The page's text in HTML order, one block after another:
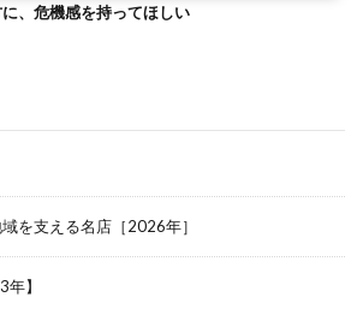
、危機感を持ってほしい
を支える名店［2026年］
】